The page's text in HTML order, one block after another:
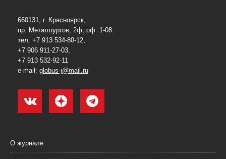
660131, г. Красноярск,
пр. Металлургов, 2ф, оф. 1-08
тел. +7 913 534-80-12,
+7 906 911-27-03,
+7 913 532-92-11
e-mail: globus-j@mail.ru
О журнале